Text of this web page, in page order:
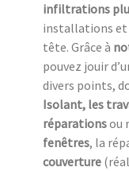
infiltrations
installations et
tête. Grâce à
pouvez jouir
divers points,
Isolant, les
réparationsou
fenêtres, la
couverture